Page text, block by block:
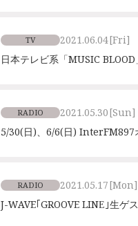
TV 2021.06.04[Fri]
日本テレビ系「MUSIC BLOOD
RADIO 2021.05.30[Sun]
5/30(日)、6/6(日) InterFM897
RADIO 2021.05.17[Mon]
J-WAVE｢GROOVE LINE｣生ゲ